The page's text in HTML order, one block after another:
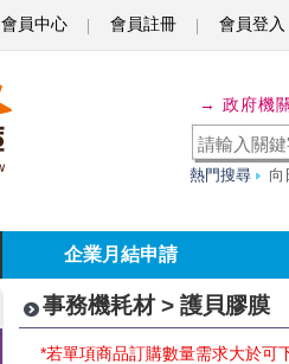
會員中心 會員註冊 會員登入
→ 政府機
熱門搜尋 向
企業月結申請
事務機耗材 > 護貝膠膜
*若單項商品訂購數量需求大於可